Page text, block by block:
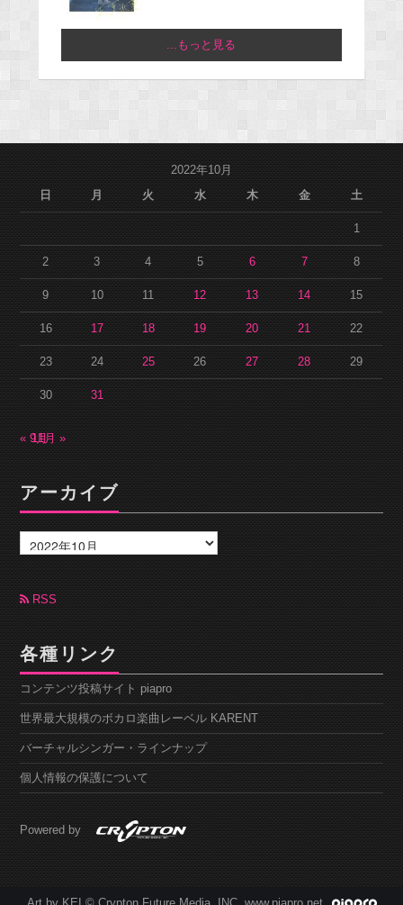
...もっと見る
2022年10月
日
月 火 水 木 金 土
1
2 3 4 5 6 7 8
9 10 11 12 13 14 15
16 17 18 19 20 21 22
23 24 25 26 27 28 29
30 31
« 9月
11月 »
アーカイブ
ー
カ
ブRSS
各種リンク
コンテンツ投稿サイト piapro
世界最大規模のボカロ楽曲レーベル KARENT
バーチャルシンガー・ラインナップ
個人情報の保護について
Powered by